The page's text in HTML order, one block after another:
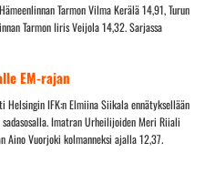
Tarmon Vilma Kerälä 14,91, Turun
Tarmon Iiris Veijola 14,32. Sarjassa
EM-rajan
IFK:n Elmiina Siikala ennätyksellään
Imatran Urheilijoiden Meri Riiali
Aino Vuorjoki kolmanneksi ajalla 12,37.